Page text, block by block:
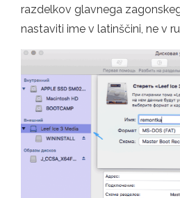
razdelkov glavnega
nastaviti ime v latinščini, ne v